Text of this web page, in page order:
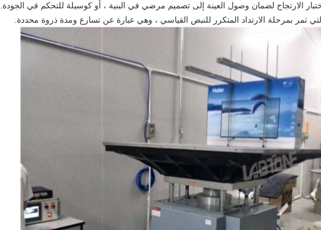
الارتجاج لضمان وصول العينة إلى تصميم مرضي في البنية ، أو كوسيلة للتحكم في الجودة.
التي تمر بمرحلة الارتداد المتكرر للنبض القياسي ، وهي عبارة عن تسارع ومدة ذروة محددة.